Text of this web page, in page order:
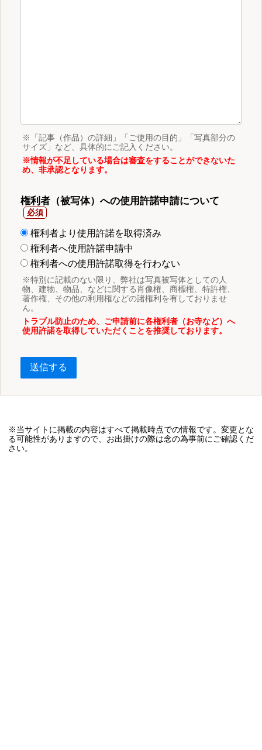
※「記事（作品）の詳細」「ご使用の目的」「写真部分の
サイズ」など、具体的にご記入ください。
※情報が不足している場合は審査をすることができないた
め、非承認となります。
権利者（被写体）への使用許諾申請について
権利者より使用許諾を取得済み
権利者へ使用許諾申請中
権利者への使用許諾取得を行わない
※特別に記載のない限り、弊社は写真被写体としての人
物、建物、物品、などに関する肖像権、商標権、特許権、
著作権、その他の利用権などの諸権利を有しておりませ
ん。
トラブル防止のため、ご申請前に各権利者（お寺など）へ
使用許諾を取得していただくことを推奨しております。
送信する
※当サイトに掲載の内容はすべて掲載時点での情報です。変更とな
る可能性がありますので、お出掛けの際は念の為事前にご確認くだ
さい。